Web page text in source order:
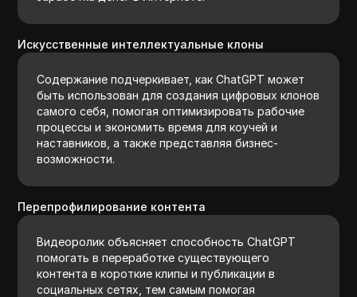
Искусственные интеллектуальные клоны
Содержание подчеркивает, как ChatGPT может
быть использован для создания цифровых клонов
самого себя, помогая оптимизировать рабочие
процессы и экономить время для коучей и
наставников, а также представляя бизнес-
возможности.
Перепрофилирование контента
Видеоролик объясняет способность ChatGPT
помогать в переработке существующего
контента в короткие клипы и публикации в
социальных сетях, тем самым помогая